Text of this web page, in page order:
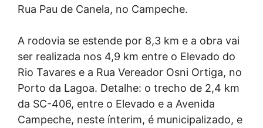
Rua Pau de Canela, no Campeche.
A rodovia se estende por 8,3 km e a obra vai
ser realizada nos 4,9 km entre o Elevado do
Rio Tavares e a Rua Vereador Osni Ortiga, no
Porto da Lagoa. Detalhe: o trecho de 2,4 km
da SC-406, entre o Elevado e a Avenida
Campeche, neste ínterim, é municipalizado, e